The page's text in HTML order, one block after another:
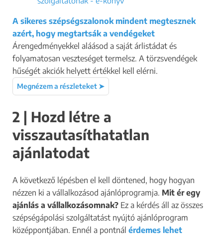
A sikeres szépségszalonok mindent megtesznek
azért, hogy megtartsák a vendégeket
Árengedményekkel aláásod a saját árlistádat és
folyamatosan veszteséget termelsz. A törzsvendégek
hűségét akciók helyett értékkel kell elérni.
Megnézem a részleteket ➤
2 | Hozd létre a
visszautasíthatatlan
ajánlatodat
A következő lépésben el kell döntened, hogy hogyan
nézzen ki a vállalkozásod ajánlóprogramja. Mit ér egy
ajánlás a vállalkozásomnak? Ez a kérdés áll az összes
szépségápolási szolgáltatást nyújtó ajánlóprogram
középpontjában. Ennél a pontnál érdemes lehet